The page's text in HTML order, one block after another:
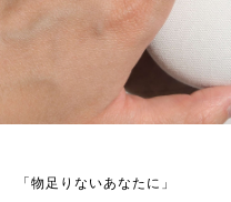
「物足りないあなたに」